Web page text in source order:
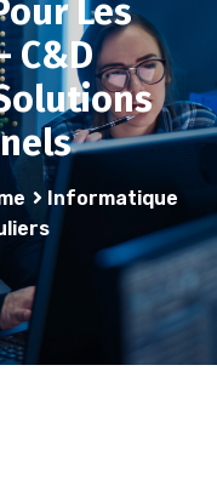
Les
C&D
Informatique